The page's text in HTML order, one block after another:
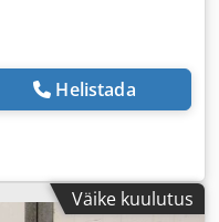
Helistada
Väike kuulutus